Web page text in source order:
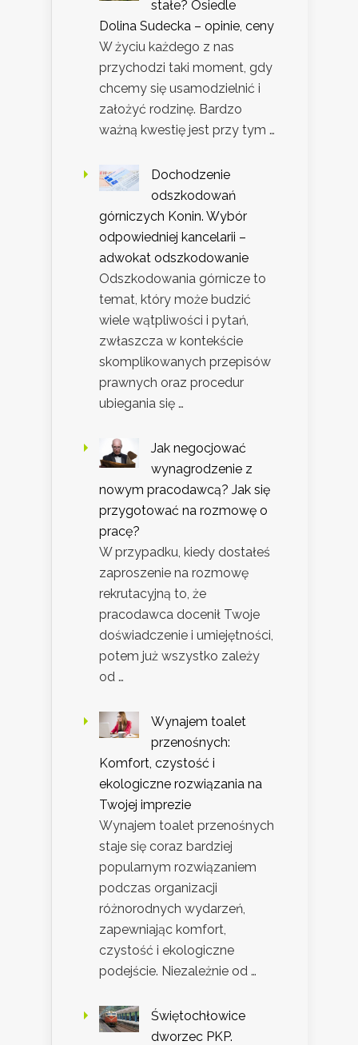
stałe? Osiedle
Dolina Sudecka – opinie, ceny
W życiu każdego z nas
przychodzi taki moment, gdy
chcemy się usamodzielnić i
założyć rodzinę. Bardzo
ważną kwestię jest przy tym …
Dochodzenie
odszkodowań
górniczych Konin. Wybór
odpowiedniej kancelarii –
adwokat odszkodowanie
Odszkodowania górnicze to
temat, który może budzić
wiele wątpliwości i pytań,
zwłaszcza w kontekście
skomplikowanych przepisów
prawnych oraz procedur
ubiegania się …
Jak negocjować
wynagrodzenie z
nowym pracodawcą? Jak się
przygotować na rozmowę o
pracę?
W przypadku, kiedy dostałeś
zaproszenie na rozmowę
rekrutacyjną to, że
pracodawca docenił Twoje
doświadczenie i umiejętności,
potem już wszystko zależy
od …
Wynajem toalet
przenośnych:
Komfort, czystość i
ekologiczne rozwiązania na
Twojej imprezie
Wynajem toalet przenośnych
staje się coraz bardziej
popularnym rozwiązaniem
podczas organizacji
różnorodnych wydarzeń,
zapewniając komfort,
czystość i ekologiczne
podejście. Niezależnie od …
Świętochłowice
dworzec PKP.